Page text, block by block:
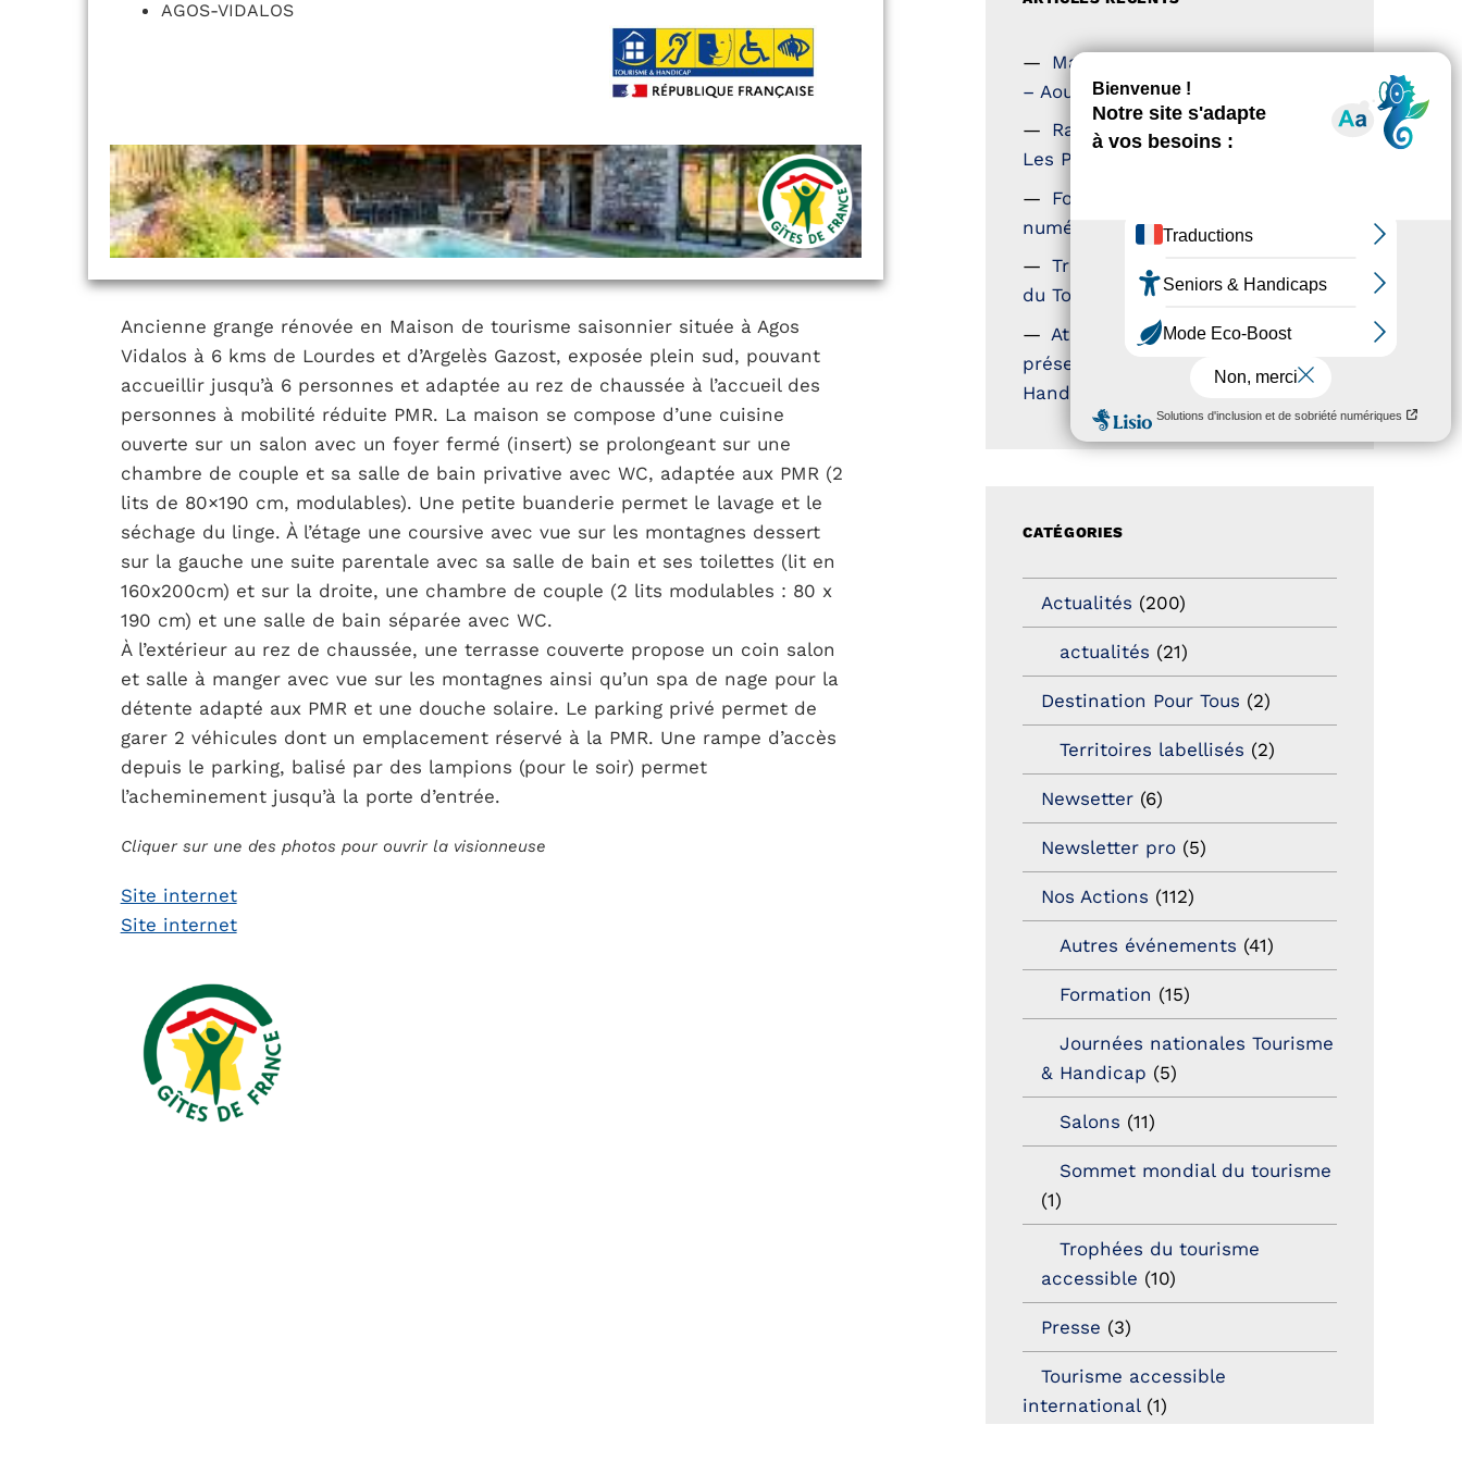
AGOS-VIDALOS
Ancienne grange rénovée en Maison de tourisme saisonnier située à Agos
Vidalos à 6 kms de Lourdes et d’Argelès Gazost, exposée plein sud, pouvant
accueillir jusqu’à 6 personnes et adaptée au rez de chaussée à l’accueil des
personnes à mobilité réduite PMR. La maison se compose d’une cuisine
ouverte sur un salon avec un foyer fermé (insert) se prolongeant sur une
chambre de couple et sa salle de bain privative avec WC, adaptée aux PMR (2
lits de 80×190 cm, modulables). Une petite buanderie permet le lavage et le
séchage du linge. À l’étage une coursive avec vue sur les montagnes dessert
sur la gauche une suite parentale avec sa salle de bain et ses toilettes (lit en
160x200cm) et sur la droite, une chambre de couple (2 lits modulables : 80 x
190 cm) et une salle de bain séparée avec WC.
À l’extérieur au rez de chaussée, une terrasse couverte propose un coin salon
et salle à manger avec vue sur les montagnes ainsi qu’un spa de nage pour la
détente adapté aux PMR et une douche solaire. Le parking privé permet de
garer 2 véhicules dont un emplacement réservé à la PMR. Une rampe d’accès
depuis le parking, balisé par des lampions (pour le soir) permet
l’acheminement jusqu’à la porte d’entrée.
Cliquer sur une des photos pour ouvrir la visionneuse
Site internet
Site internet
Magazine Tourisme Accessible
– Aout 2026
Rallye Aicha des Gazelles –
Les Petillantes
Formation Communication
numérique
Trophées Horizons – Acteurs
du Tourisme Durable
Atout France – flyer
présentation label Tourisme &
Handicap
CATÉGORIES
Actualités (200)
actualités (21)
Destination Pour Tous (2)
Territoires labellisés (2)
Newsetter (6)
Newsletter pro (5)
Nos Actions (112)
Autres événements (41)
Formation (15)
Journées nationales Tourisme
& Handicap (5)
Salons (11)
Sommet mondial du tourisme
(1)
Trophées du tourisme
accessible (10)
Presse (3)
Tourisme accessible
international(1)